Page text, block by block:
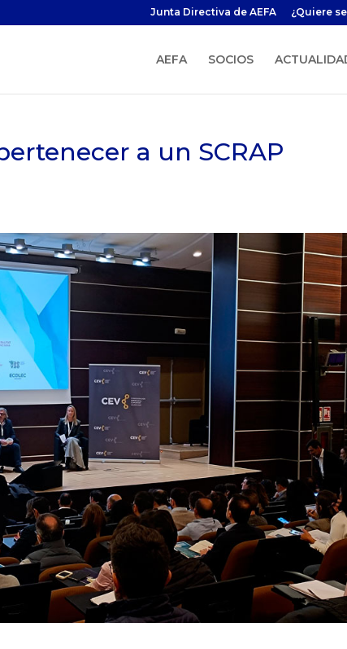
Junta Directiva de AEFA ¿Quiere
AEFA SOCIOS
a un SCRAP